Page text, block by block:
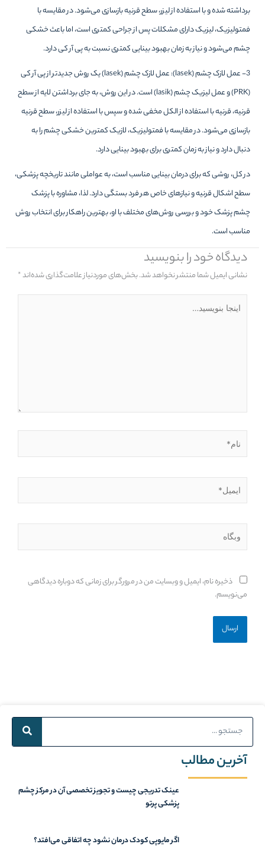
برداشته شده و با استفاده از لیزر، سطح قرنیه بازسازی می‌شود. در مقایسه با
فمتولیزیک، لیزیک دارای مشکلات پس از جراحی کمتری است، اما باعث خشکی
چشم می‌شود و نیاز به زمان بهبود بینایی کمتری نسبت به پی آر کی دارد.
3- عمل لازک چشم (lasek): عمل لازک چشم (lasek) یک روش جدیدتر از پی آر کی
(PRK) و عمل لیزیک چشم (lasik) است. در این روش، به جای برداشتن لایه از سطح
قرنیه، قرنیه با استفاده از الکل مخفی شده و سپس با استفاده از لیزر، سطح قرنیه
بازسازی می‌شود. در مقایسه با فمتولیزیک، لازیک کمترین خشکی چشم را به
دنبال دارد و نیاز به زمان کمتری برای بهبود بینایی دارد.
در کل، روشی که برای درمان بینایی مناسب است، به عواملی مانند تاریخچه پزشکی،
سطح اشکال قرنیه و نیازهای خاص هر فرد بستگی دارد. لذا، مشاوره با پزشک
چشم پزشک خود و بررسی روش‌های مختلف با او، بهترین راهکار برای انتخاب روش
مناسب است.
دیدگاه‌ خود را بنویسید
نشانی ایمیل شما منتشر نخواهد شد.بخش‌های موردنیاز علامت‌گذاری شده‌اند*
بنویسید…
وبگاه
ذخیره نام، ایمیل و وبسایت من در مرورگر برای زمانی که دوباره دیدگاهی
می‌نویسم.
آخرین مطالب
عینک تدریجی چیست و تجویز تخصصی آن در مرکز چشم
پزشکی پرتو
اگر مایوپی کودک درمان نشود چه اتفاقی می‌افتد؟